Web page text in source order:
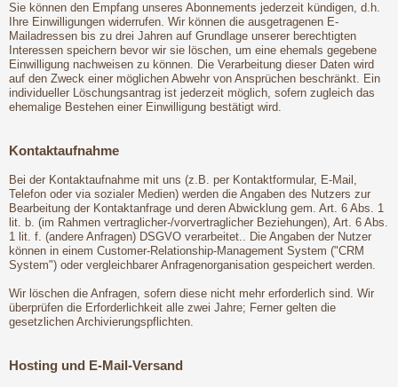
Sie können den Empfang unseres Abonnements jederzeit kündigen, d.h.
Ihre Einwilligungen widerrufen. Wir können die ausgetragenen E-
Mailadressen bis zu drei Jahren auf Grundlage unserer berechtigten
Interessen speichern bevor wir sie löschen, um eine ehemals gegebene
Einwilligung nachweisen zu können. Die Verarbeitung dieser Daten wird
auf den Zweck einer möglichen Abwehr von Ansprüchen beschränkt. Ein
individueller Löschungsantrag ist jederzeit möglich, sofern zugleich das
ehemalige Bestehen einer Einwilligung bestätigt wird.
Kontaktaufnahme
Bei der Kontaktaufnahme mit uns (z.B. per Kontaktformular, E-Mail,
Telefon oder via sozialer Medien) werden die Angaben des Nutzers zur
Bearbeitung der Kontaktanfrage und deren Abwicklung gem. Art. 6 Abs. 1
lit. b. (im Rahmen vertraglicher-/vorvertraglicher Beziehungen), Art. 6 Abs.
1 lit. f. (andere Anfragen) DSGVO verarbeitet.. Die Angaben der Nutzer
können in einem Customer-Relationship-Management System ("CRM
System") oder vergleichbarer Anfragenorganisation gespeichert werden.
Wir löschen die Anfragen, sofern diese nicht mehr erforderlich sind. Wir
überprüfen die Erforderlichkeit alle zwei Jahre; Ferner gelten die
gesetzlichen Archivierungspflichten.
Hosting und E-Mail-Versand